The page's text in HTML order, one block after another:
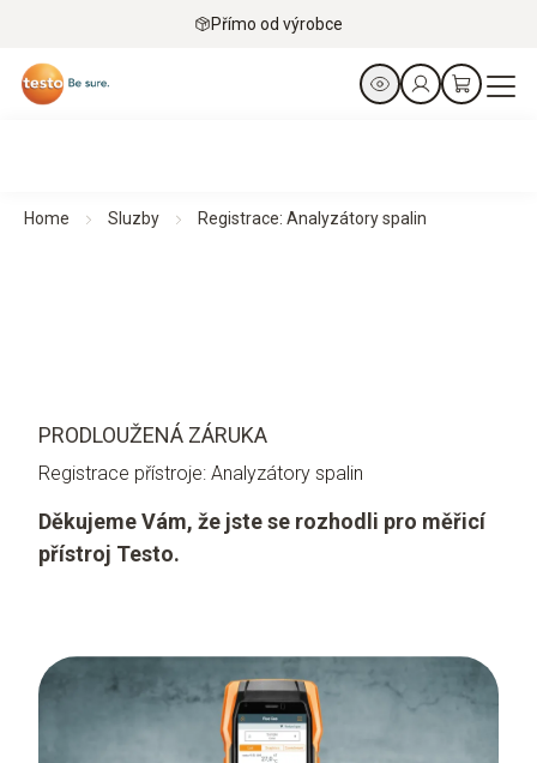
Přímo od výrobce
Home Sluzby Registrace: Analyzátory spalin
PRODLOUŽENÁ ZÁRUKA
Registrace přístroje: Analyzátory spalin
Děkujeme Vám, že jste se rozhodli pro měřicí
přístroj Testo.